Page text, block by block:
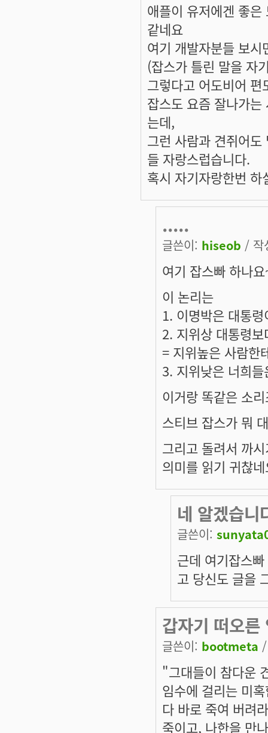
애플이 유저에겐 좋
같네요
여기 개발자분들 보
(잡스가 틀린 말을 자
그렇다고 어도비어
잡스도 요즘 잘나가
는데,
그런 사람과 견쥐어
들 자랑스럽습니다.
혹시 자기자랑한번
.....
글쓴이: hiseob / 작
여기 잡스빠 하나
이 논리는
1. 이명박은 대통령
2. 지위상 대통령
= 지위높은 사람한
3. 지위낮은 너희
이거랑 똑같은 소
스티브 잡스가 뭐
그리고 돌려서 까
의미를 읽기 귀찮
네 알겠습니
글쓴이:
근데 여기잡스
고 당신도 글을
갑자기 떠오른
글쓴이: bootmeta
"그대들이 참다운
임수에 걸리는 미
다 바로 죽여 버려
죽이고, 나한을 만